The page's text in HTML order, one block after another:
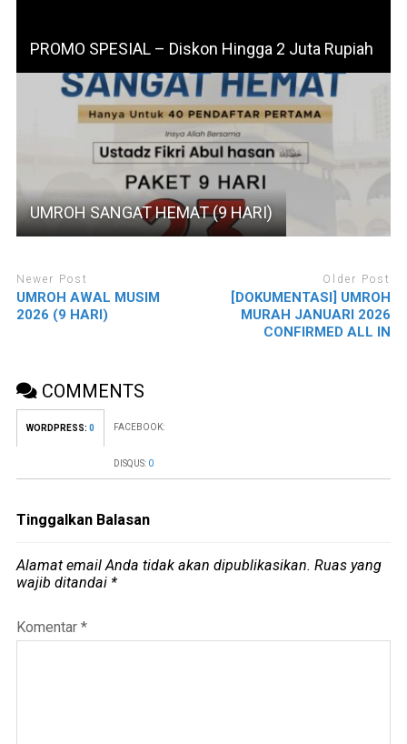
PROMO SPESIAL – Diskon Hingga 2 Juta Rupiah
UMROH SANGAT HEMAT (9 HARI)
Newer Post
UMROH AWAL MUSIM
2026 (9 HARI)
Older Post
[DOKUMENTASI] UMROH
MURAH JANUARI 2026
CONFIRMED ALL IN
COMMENTS
WORDPRESS: 0 FACEBOOK:
DISQUS: 0
Tinggalkan Balasan
Alamat email Anda tidak akan dipublikasikan. Ruas yang
wajib ditandai *
Komentar *